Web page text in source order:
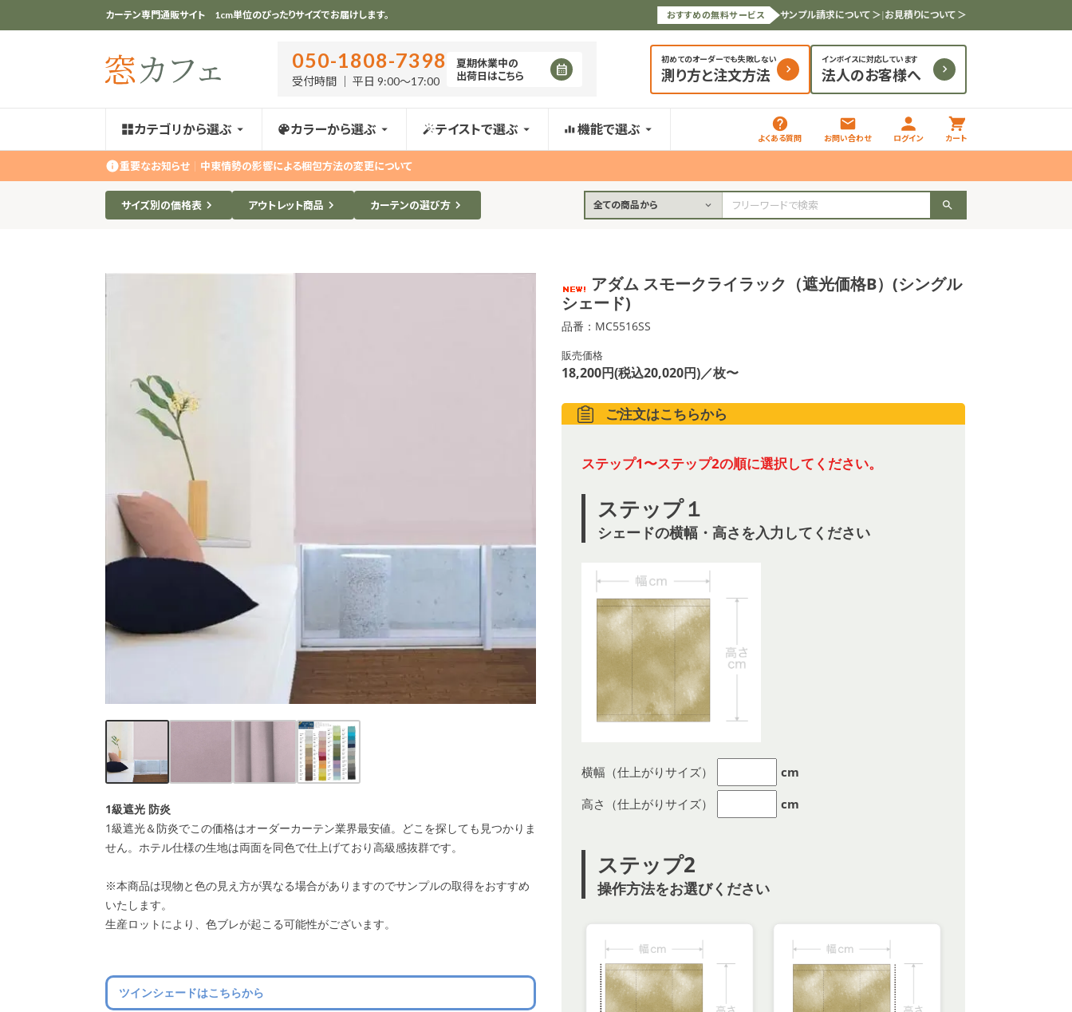
カーテン専門通販サイト 1cm単位のぴったりサイズでお届けします。 おすすめの無料サービス サンプル請求について ＞|お見積りについて ＞
050-1808-7398
受付時間 ｜ 平日 9:00〜17:00
夏期休業中の
出荷日はこちら
calendar_month
初めてのオーダーでも失敗しない
測り方と注文方法
インボイスに対応しています
法人のお客様へ
カテゴリから選ぶ カラーから選ぶ テイストで選ぶ 機能で選ぶ
よくある質問 お問い合わせ ログイン カート
重要なお知らせ 中東情勢の影響による梱包方法の変更について
サイズ別の価格表 アウトレット商品 カーテンの選び方 全ての商品から
1級遮光 防炎
1級遮光＆防炎でこの価格はオーダーカーテン業界最安値。どこを探しても見つかりま
せん。ホテル仕様の生地は両面を同色で仕上げており高級感抜群です。
※本商品は現物と色の見え方が異なる場合がありますのでサンプルの取得をおすすめ
いたします。
生産ロットにより、色ブレが起こる可能性がございます。
ツインシェードはこちらから
アダム スモークライラック（遮光価格B）(シングル
シェード)
品番：MC5516SS
販売価格
18,200円(税込20,020円)／枚〜
ご注文はこちらから
ステップ1〜ステップ2の順に選択してください。
ステップ１
シェードの横幅・高さを入力してください
横幅（仕上がりサイズ）
cm
高さ（仕上がりサイズ）
cm
ステップ2
操作方法をお選びください